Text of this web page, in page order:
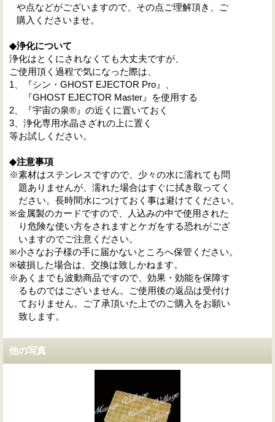
や点などがございますので、その点ご理解頂き、ご
購入くださいませ。
◆浄化について
浄化はとくにされなくても大丈夫ですが、
ご使用頂く過程で気になった際は、
1、
『シン・GHOST EJECTOR Pro』、
『GHOST EJECTOR Master』を使用する
2、『宇宙の泉®』の近くに置いておく
3、浄化専用水晶さざれの上に置く
等お試しください。
◆注意事項
※素材はステンレスですので、少々の水に濡れても問
題ありませんが、濡れた場合はすぐに拭き取ってく
ださい。長時間水につけておく事は避けてください。
※金属製のカードですので、人込みの中で使用された
り危険な使い方をされますとケガをする恐れがござ
いますのでご注意ください。
※小さなお子様の手に届かないところへ保管ください。
※破損した場合は、交換は致しかねます。
※あくまでも波動商品ですので、効果・効能を保障す
るものではございません。ご使用後の返品は受付け
ておりません。ご了承頂いた上でのご購入をお願い
致します。
他の写真